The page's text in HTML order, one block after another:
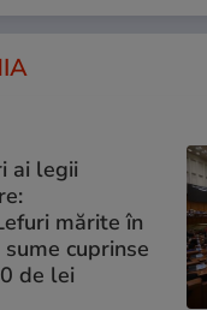
ai legii
mărite în
cuprinse
de lei